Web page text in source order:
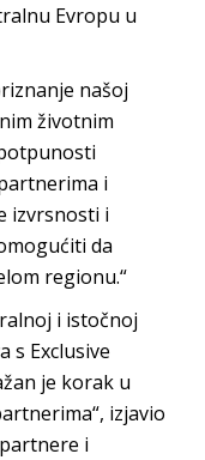
Evropu u
našoj
životnim
i
izvrsnosti i
da
regionu.“
i istočnoj
s Exclusive
je korak u
izjavio
i